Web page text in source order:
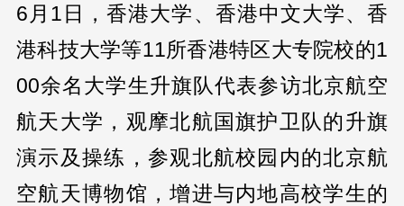
6月1日，香港大学、香港中文大学、香
港科技大学等11所香港特区大专院校的1
00余名大学生升旗队代表参访北京航空
航天大学，观摩北航国旗护卫队的升旗
演示及操练，参观北航校园内的北京航
空航天博物馆，增进与内地高校学生的